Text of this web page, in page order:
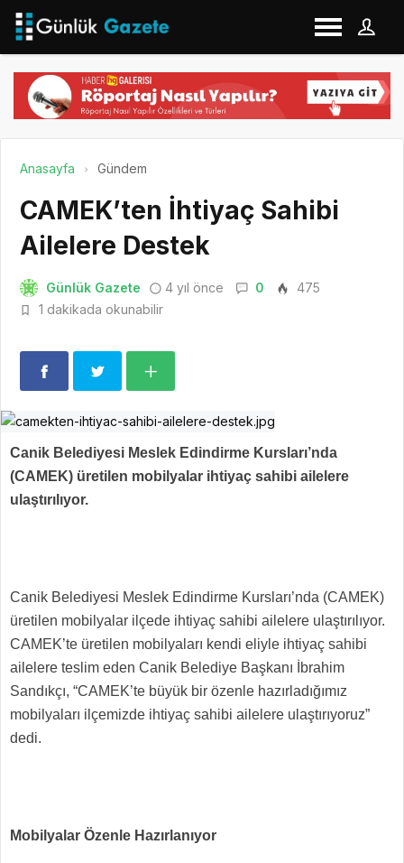
Anasayfa Gündem
CAMEK’ten İhtiyaç Sahibi
Ailelere Destek
Günlük Gazete 4 yıl önce 0
475
1 dakikada okunabilir
Canik Belediyesi Meslek Edindirme Kursları’nda
(CAMEK) üretilen mobilyalar ihtiyaç sahibi ailelere
ulaştırılıyor.
Canik Belediyesi Meslek Edindirme Kursları’nda (CAMEK)
üretilen mobilyalar ilçede ihtiyaç sahibi ailelere ulaştırılıyor.
CAMEK’te üretilen mobilyaları kendi eliyle ihtiyaç sahibi
ailelere teslim eden Canik Belediye Başkanı İbrahim
Sandıkçı, “CAMEK’te büyük bir özenle hazırladığımız
mobilyaları ilçemizde ihtiyaç sahibi ailelere ulaştırıyoruz”
dedi.
Mobilyalar Özenle Hazırlanıyor